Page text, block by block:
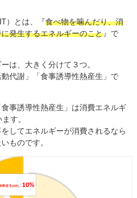
）とは、『食べ物を噛んだり、消
発生するエネルギーのこと 』で
は、大きく分けて３つ。
動代謝」「食事誘導性熱産生」で
事誘導性熱産生」は消費エネルギ
す。
してエネルギーが消費されるなら
ものです。